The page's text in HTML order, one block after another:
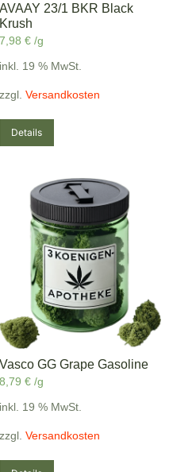
AVAAY 23/1 BKR Black
Krush
7,98 € /g
inkl. 19 % MwSt.
zzgl. Versandkosten
Details
Vasco GG Grape Gasoline
8,79 € /g
inkl. 19 % MwSt.
zzgl. Versandkosten